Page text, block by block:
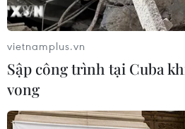
Thượng viện Mỹ giữa
và phải đóng cửa.
Trên mạng xã hội Twitter,
cho biết, trong số 3 điểm bỏ
địa điểm bỏ phiếu tại một
Gila thuộc thành phố
vietnamplus.vn
Sập công trình tại Cuba
vong